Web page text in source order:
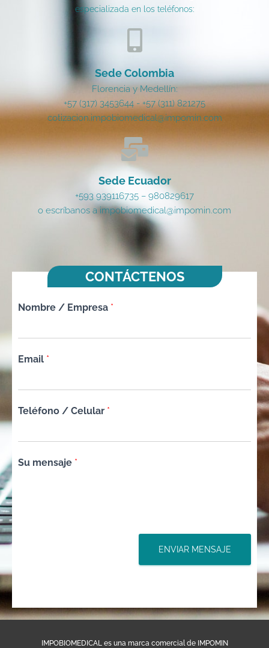
especializada en los teléfonos:
Sede Colombia
Florencia y Medellín:
+57 (317) 3453644 - +57 (311) 821275
cotizacion.impobiomedical@impomin.com
Sede Ecuador
+593 939116735 – 980829617
o escríbanos a impobiomedical@impomin.com
CONTÁCTENOS
Nombre / Empresa *
Email *
Teléfono / Celular *
Su mensaje *
ENVIAR MENSAJE
IMPOBIOMEDICAL es una marca comercial de IMPOMIN